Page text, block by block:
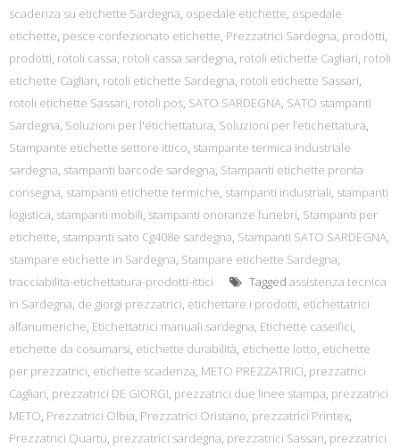
scadenza su etichette Sardegna, ospedale etichette, ospedale
etichette, pesce confezionato etichette, Prezzatrici Sardegna, prodotti,
prodotti, rotoli cassa, rotoli cassa sardegna, rotoli etichette Cagliari, rotoli
etichette Cagliari, rotoli etichette Sardegna, rotoli etichette Sassari,
rotoli etichette Sassari, rotoli pos, SATO SARDEGNA, SATO stampanti
Sardegna, Soluzioni per l'etichettatura, Soluzioni per l’etichettatura,
Stampante etichette settore ittico, stampante termica industriale
sardegna, stampanti barcode sardegna, Stampanti etichette pronta
consegna, stampanti etichette termiche, stampanti industriali, stampanti
logistica, stampanti mobili, stampanti onoranze funebri, Stampanti per
etichette, stampanti sato Cg408e sardegna, Stampanti SATO SARDEGNA,
stampare etichette in Sardegna, Stampare etichette Sardegna,
tracciabilita-etichettatura-prodotti-ittici
Tagged assistenza tecnica
in Sardegna, de giorgi prezzatrici, etichettare i prodotti, etichettatrici
alfanumeriche, Etichettatrici manuali sardegna, Etichette caseifici,
etichette da cosumarsi, etichette durabilità, etichette lotto, etichette
per prezzatrici, etichette scadenza, METO PREZZATRICI, prezzatrici
Cagliari, prezzatrici DE GIORGI, prezzatrici due linee stampa, prezzatrici
METO, Prezzatrici Olbia, Prezzatrici Oristano, prezzatrici Printex,
Prezzatrici Quartu, prezzatrici sardegna, prezzatrici Sassari, prezzatrici